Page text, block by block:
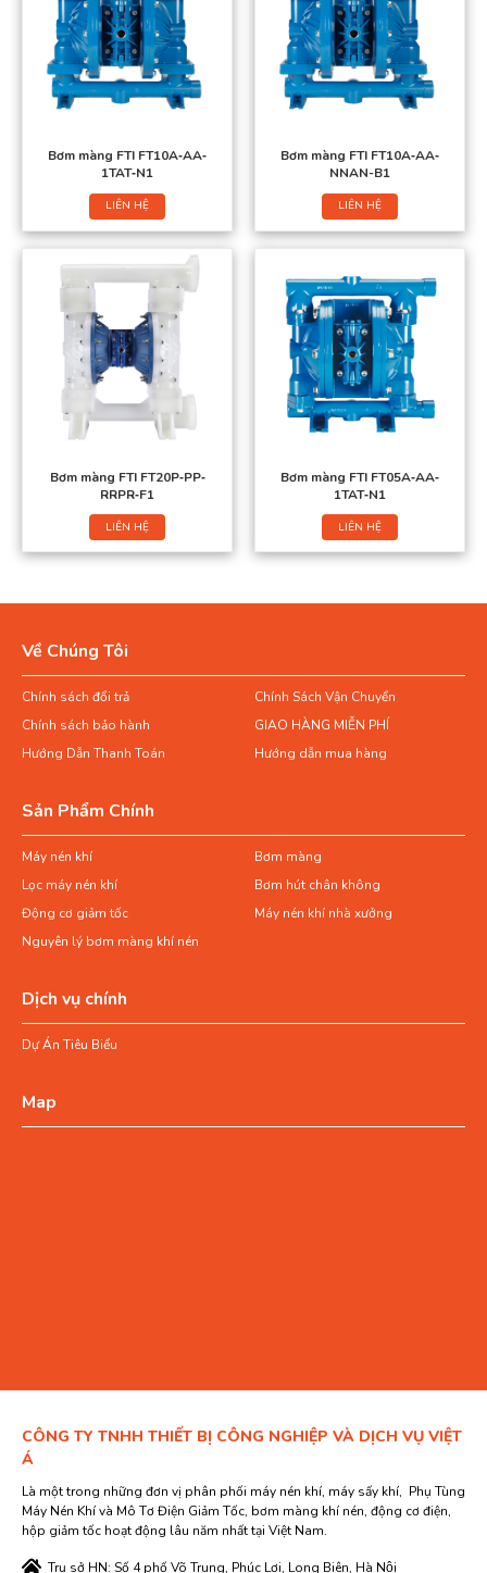
Bơm màng FTI FT10A‐AA‐
1TAT‐N1
LIÊN HỆ
Bơm màng FTI FT10A‐AA‐
NNAN-B1
LIÊN HỆ
Bơm màng FTI FT20P‐PP‐
RRPR‐F1
LIÊN HỆ
Bơm màng FTI FT05A‐AA‐
1TAT‐N1
LIÊN HỆ
Về Chúng Tôi
Chính sách đổi trả
Chính Sách Vận Chuyển
Chính sách bảo hành
GIAO HÀNG MIỄN PHÍ
Hướng Dẫn Thanh Toán
Hướng dẫn mua hàng
Sản Phẩm Chính
Máy nén khí
Bơm màng
Lọc máy nén khí
Bơm hút chân không
Động cơ giảm tốc
Máy nén khí nhà xưởng
Nguyên lý bơm màng khí nén
Dịch vụ chính
Dự Án Tiêu Biểu
Map
CÔNG TY TNHH THIẾT BỊ CÔNG NGHIỆP VÀ DỊCH VỤ VIỆT
Á
Là một trong những đơn vị phân phối máy nén khí, máy sấy khí, Phụ Tùng
Máy Nén Khí và Mô Tơ Điện Giảm Tốc, bơm màng khí nén, động cơ điện,
hộp giảm tốc hoạt động lâu năm nhất tại Việt Nam.
Trụ sở HN: Số 4 phố Võ Trung, Phúc Lợi, Long Biên, Hà Nội